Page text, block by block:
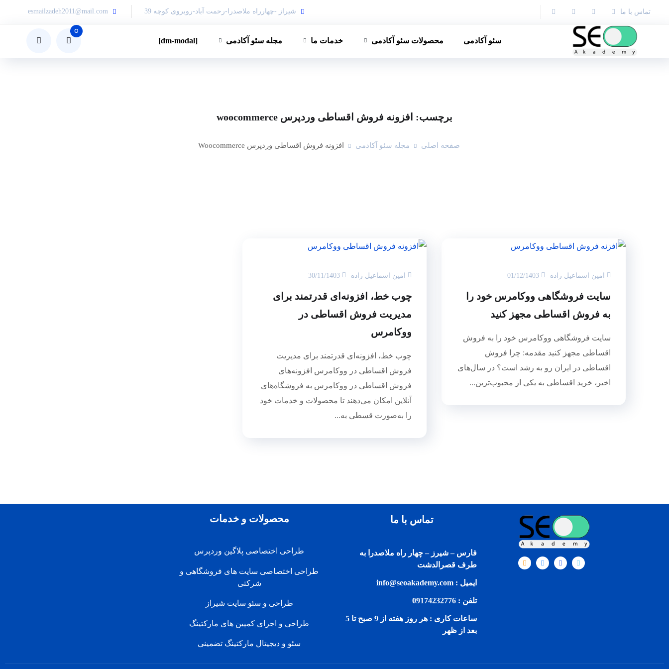
تماس با ما شیراز -چهارراه ملاصدرا-رحمت آباد-روبروی کوچه 39 esmailzadeh2011@mail.com
سئو آکادمی محصولات سئو آکادمی خدمات ما مجله سئو آکادمی [dm-modal]
0
برچسب: افزونه فروش اقساطی وردپرس woocommerce
صفحه اصلی مجله سئو آکادمی افزونه فروش اقساطی وردپرس Woocommerce
امین اسماعیل زاده 01/12/1403
سایت فروشگاهی ووکامرس خود را
به فروش اقساطی مجهز کنید
سایت فروشگاهی ووکامرس خود را به فروش
اقساطی مجهز کنید مقدمه: چرا فروش
اقساطی در ایران رو به رشد است؟ در سال‌های
اخیر، خرید اقساطی به یکی از محبوب‌ترین...
امین اسماعیل زاده 30/11/1403
چوب خط، افزونه‌ای قدرتمند برای
مدیریت فروش اقساطی در
ووکامرس
چوب خط، افزونه‌ای قدرتمند برای مدیریت
فروش اقساطی در ووکامرس افزونه‌های
فروش اقساطی در ووکامرس به فروشگاه‌های
آنلاین امکان می‌دهند تا محصولات و خدمات خود
را به‌صورت قسطی به...
تماس با ما
فارس – شیرز – چهار راه ملاصدرا به
طرف قصرالدشت
ایمیل : info@seoakademy.com
تلفن : 09174232776
ساعات کاری : هر روز هفته از 9 صبح تا 5
بعد از ظهر
محصولات و خدمات
طراحی اختصاصی پلاگین وردپرس
طراحی اختصاصی سایت های فروشگاهی و
شرکتی
طراحی و سئو سایت شیراز
طراحی و اجرای کمپین های مارکتینگ
سئو و دیجیتال مارکتینگ تضمینی